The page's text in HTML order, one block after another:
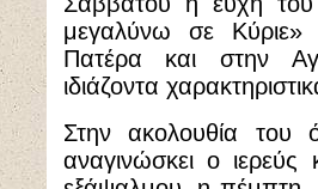
μεγαλύνω σε
Πατέρα και στην
ιδιάζοντα
Στην ακολουθία
αναγινώσκει ο